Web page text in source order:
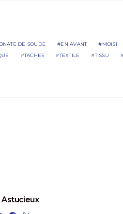
DE SOUDE EN AVANT
MOISI
TACHES TEXTILE TISSU
Astucieux